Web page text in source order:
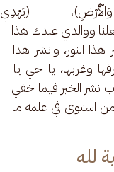
ووالدي عبدك هذا
النور، وانشر هذا
وغربها، يا حي يا
نشر الخير فيما خفي
من استوى في علمه ما
لله